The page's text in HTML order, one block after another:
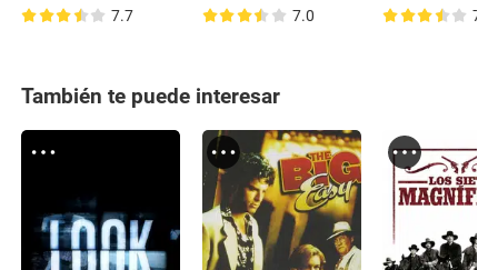
7.7 7.0 7.5
También te puede interesar